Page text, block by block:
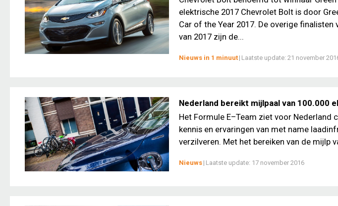
elektrische 2017 Chevrolet Bolt is door
Car of the Year 2017. De overige
van 2017 zijn de...
Nieuws in 1 minuut | Laatste update: 21 november
Nederland bereikt mijlpaal van 100.000
Het Formule E–Team ziet voor Nederland
kennis en ervaringen van met name
verzilveren. Met het bereiken van de mijlp
Nieuws | Laatste update: 17 november 2016